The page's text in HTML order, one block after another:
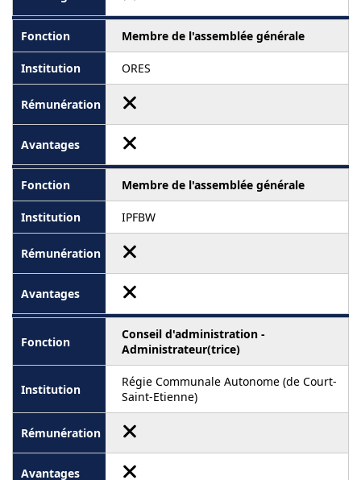
Membre de l'assemblée générale
ORES
Membre de l'assemblée générale
IPFBW
Conseil d'administration -
Administrateur(trice)
Régie Communale Autonome (de Court-
Saint-Etienne)